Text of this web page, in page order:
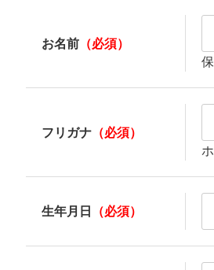
お名前 （必須）
フリガナ （必須）
生年月日 （必須）